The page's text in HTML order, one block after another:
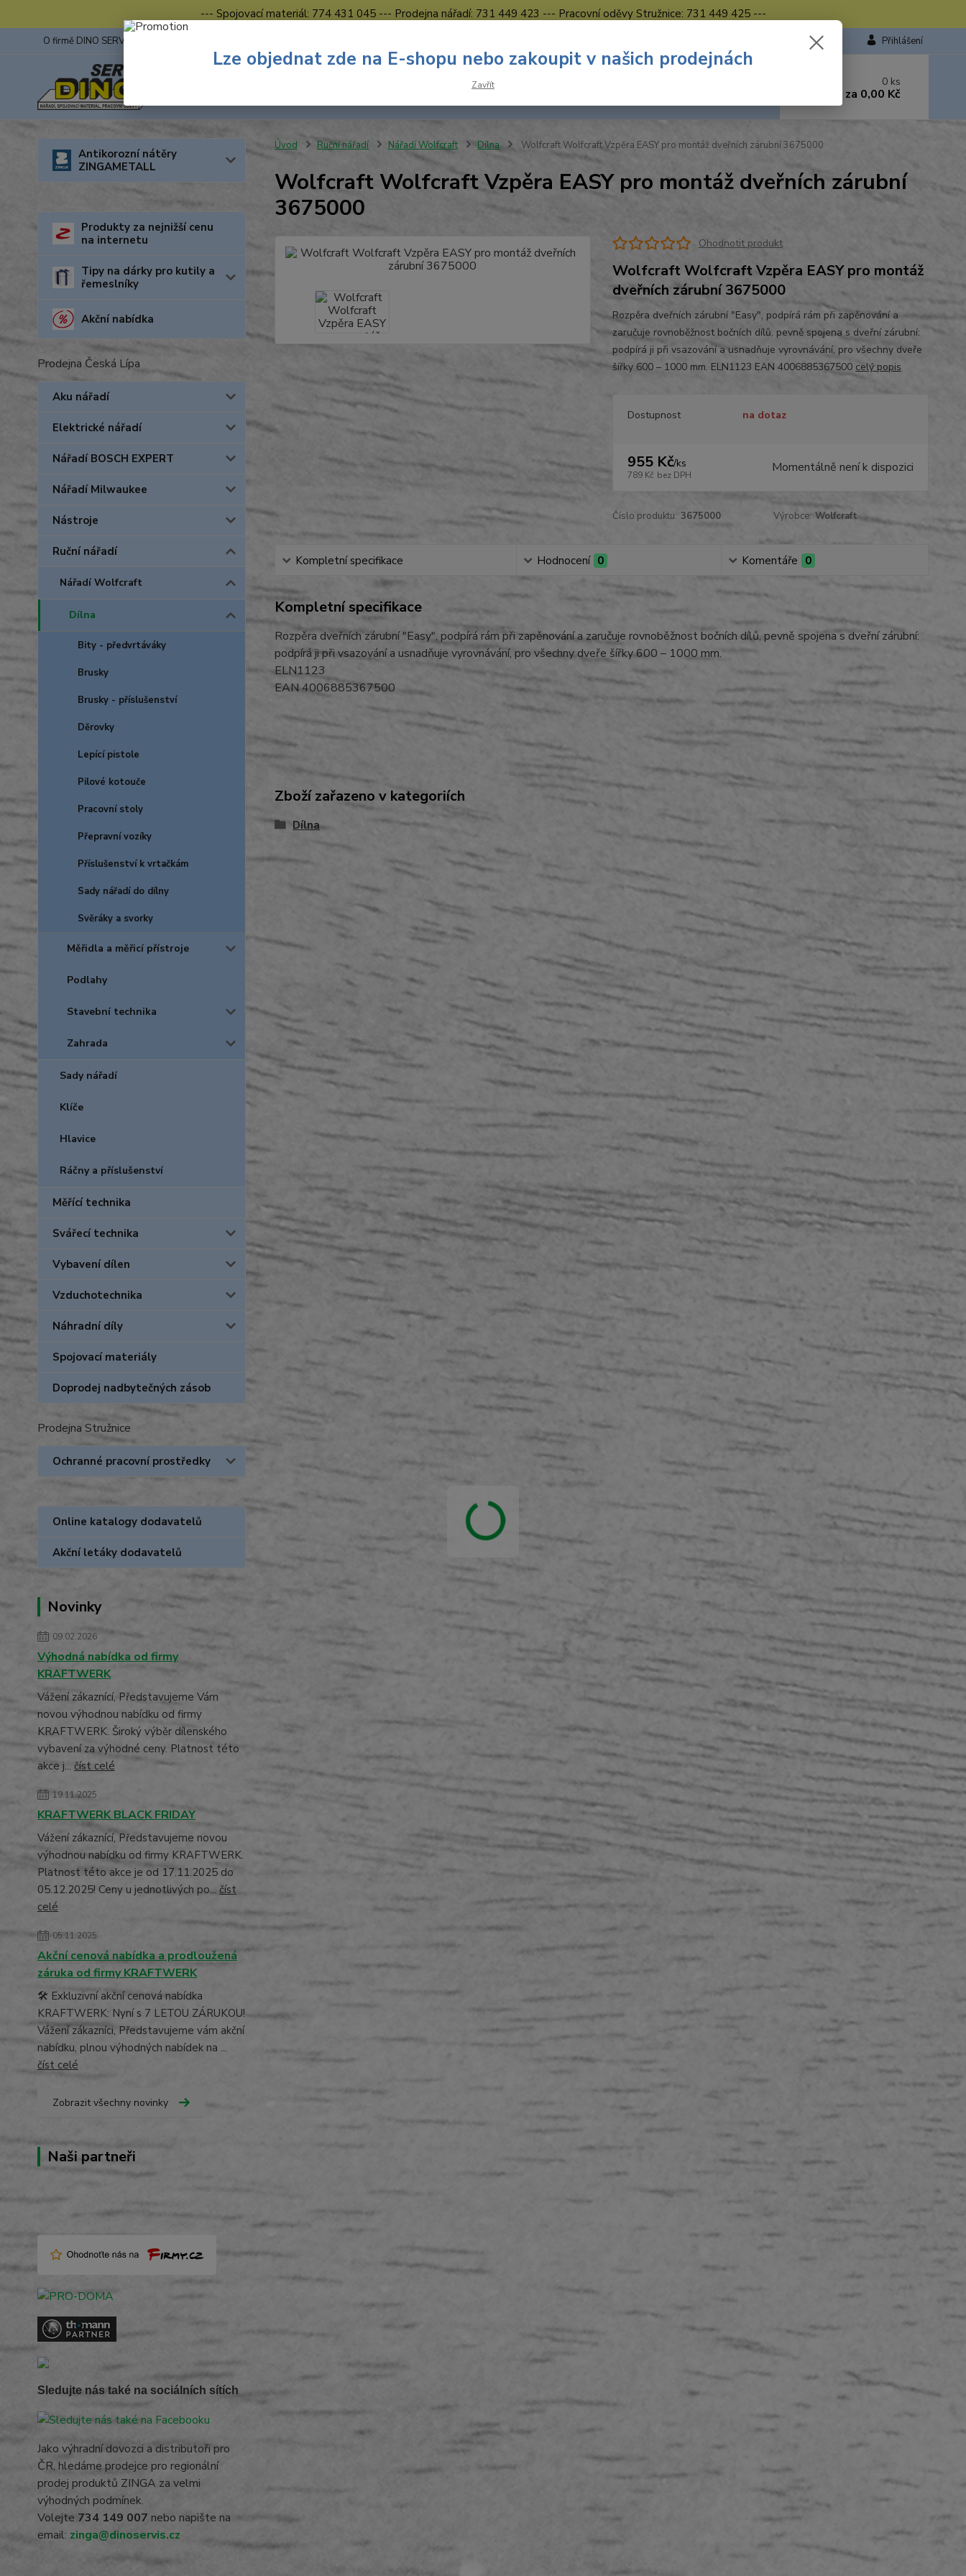
--- Spojovací materiál: 774 431 045 --- Prodejna nářadí: 731 449 423 --- Pracovní oděvy Stružnice: 731 449 425 ---
O firmě DINO SERVIS s.r.o. Přihlášení
Hledat
Nevíte si rady? Zavolejte.
0 ks
za 0,00 Kč
Antikorozní nátěry
ZINGAMETALL
Produkty za nejnižší cenu
na internetu
Tipy na dárky pro kutily a
řemeslníky
Akční nabídka
Prodejna Česká Lípa
Aku nářadí
Elektrické nářadí
Nářadí BOSCH EXPERT
Nářadí Milwaukee
Nástroje
Ruční nářadí
Nářadí Wolfcraft
Dílna
Bity - předvrtáváky
Brusky
Brusky - příslušenství
Děrovky
Lepící pistole
Pilové kotouče
Pracovní stoly
Přepravní vozíky
Příslušenství k vrtačkám
Sady nářadí do dílny
Svěráky a svorky
Měřidla a měřicí přístroje
Podlahy
Stavební technika
Zahrada
Sady nářadí
Klíče
Hlavice
Ráčny a příslušenství
Měřící technika
Svářecí technika
Vybavení dílen
Vzduchotechnika
Náhradní díly
Spojovací materiály
Doprodej nadbytečných zásob
Prodejna Stružnice
Ochranné pracovní prostředky
Online katalogy dodavatelů
Akční letáky dodavatelů
Novinky
09.02.2026
Výhodná nabídka od firmy
KRAFTWERK
Vážení zákaznící, Představujeme Vám
novou výhodnou nabídku od firmy
KRAFTWERK. Široký výběr dílenského
vybavení za výhodné ceny. Platnost této
akce j... číst celé
19.11.2025
KRAFTWERK BLACK FRIDAY
Vážení zákaznící, Představujeme novou
výhodnou nabídku od firmy KRAFTWERK.
Platnost této akce je od 17.11.2025 do
05.12.2025! Ceny u jednotlivých po... číst
celé
05.11.2025
Akční cenová nabídka a prodloužená
záruka od firmy KRAFTWERK
🛠️ Exkluzivní akční cenová nabídka
KRAFTWERK: Nyní s 7 LETOU ZÁRUKOU!
Vážení zákazníci, Představujeme vám akční
nabídku, plnou výhodných nabídek na ...
číst celé
Zobrazit všechny novinky
Naši partneři
Sledujte nás také na sociálních sítích
Jako výhradní dovozci a distributoři pro
ČR, hledáme prodejce pro regionální
prodej produktů ZINGA za velmi
výhodných podmínek.
Volejte 734 149 007 nebo napište na
email: zinga@dinoservis.cz
Úvod Ruční nářadí Nářadí Wolfcraft Dílna Wolfcraft Wolfcraft Vzpěra EASY pro montáž dveřních zárubní 3675000
Wolfcraft Wolfcraft Vzpěra EASY pro montáž dveřních zárubní
3675000
Ohodnotit produkt
Wolfcraft Wolfcraft Vzpěra EASY pro montáž
dveřních zárubní 3675000
Rozpěra dveřních zárubní "Easy", podpírá rám při zapěnování a
zaručuje rovnoběžnost bočních dílů, pevně spojena s dveřní zárubní:
podpírá ji při vsazování a usnadňuje vyrovnávání, pro všechny dveře
šířky 600 – 1000 mm. ELN1123 EAN 4006885367500 celý popis
Dostupnost na dotaz
955 Kč/ks
789 Kč bez DPH Momentálně není k dispozici
Číslo produktu: 3675000 Výrobce: Wolfcraft
Kompletní specifikace Hodnocení 0 Komentáře 0
Kompletní specifikace
Rozpěra dveřních zárubní "Easy", podpírá rám při zapěnování a zaručuje rovnoběžnost bočních dílů, pevně spojena s dveřní zárubní:
podpírá ji při vsazování a usnadňuje vyrovnávání, pro všechny dveře šířky 600 – 1000 mm.
ELN1123
EAN 4006885367500
Zboží zařazeno v kategoriích
Dílna
Lze objednat zde na E-shopu nebo zakoupit v našich prodejnách
Zavřít